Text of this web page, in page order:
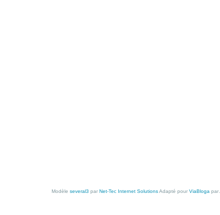
Modèle several3 par Net-Tec Internet SolutionsAdapté pour ViaBloga par